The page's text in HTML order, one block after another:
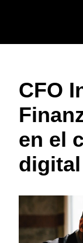
CFO
en el
digital